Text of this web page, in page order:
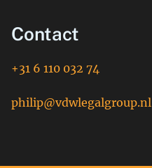
Contact
+31 6 110 032 74
philip@vdwlegalgroup.nl